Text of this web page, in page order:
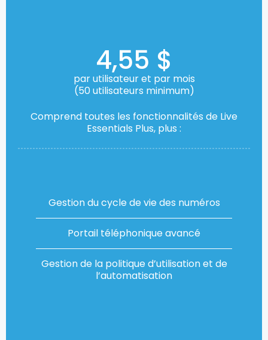
4,55 $
par utilisateur et par mois
(50 utilisateurs minimum)
Comprend toutes les fonctionnalités de Live
Essentials Plus, plus :
Gestion du cycle de vie des numéros
Portail téléphonique avancé
Gestion de la politique d’utilisation et de
l’automatisation